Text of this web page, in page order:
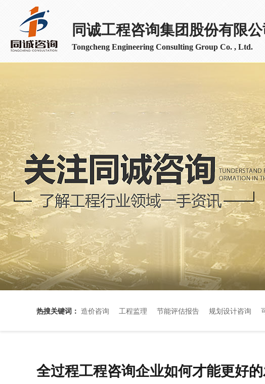
同诚工程咨询集团股份有限公
Tongcheng Engineering Consulting Group Co. , Ltd.
热搜关键词： 造价咨询 工程监理 节能评估报告 规划设计咨询
全过程工程咨询企业如何才能更好